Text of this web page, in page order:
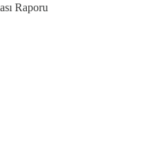
Raporu